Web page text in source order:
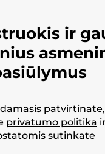
ir
privatumo politika
sutinkate